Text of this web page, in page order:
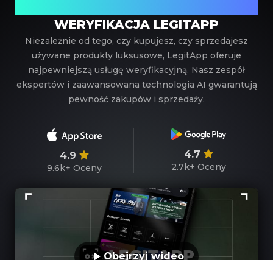
WERYFIKACJA LEGITAPP
Niezależnie od tego, czy kupujesz, czy sprzedajesz
używane produkty luksusowe, LegitApp oferuje
najpewniejszą usługę weryfikacyjną. Nasz zespół
ekspertów i zaawansowana technologia AI gwarantują
pewność zakupów i sprzedaży.
4.9
9.6k+ Oceny
4.7
2.7k+ Oceny
Obejrzyj wideo